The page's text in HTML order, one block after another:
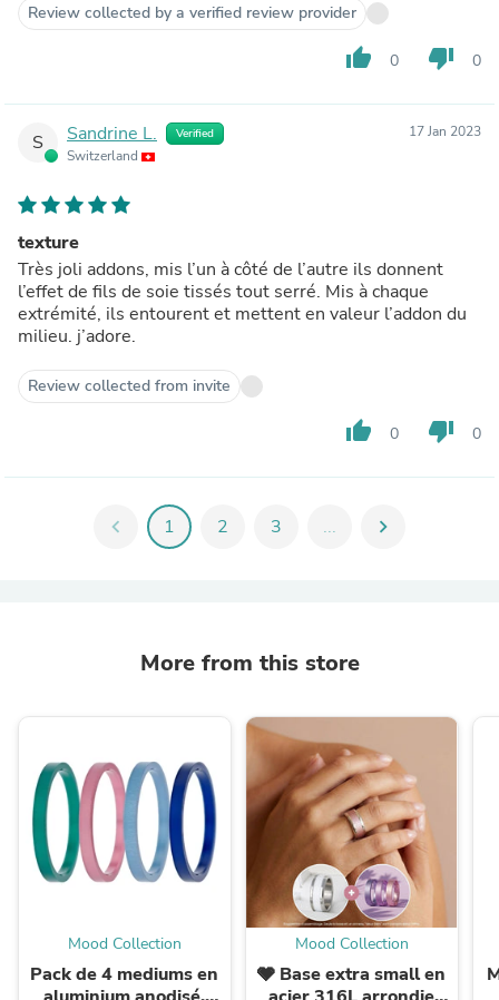
Review collected by a verified review provider
thumb_up 0 thumb_down 0
S Sandrine L. Verified
Switzerland
17 Jan 2023
texture
Très joli addons, mis l’un à côté de l’autre ils donnent
l’effet de fils de soie tissés tout serré. Mis à chaque
extrémité, ils entourent et mettent en valeur l’addon du
milieu. j’adore.
Review collected from invite
thumb_up 0 thumb_down 0
chevron_left 1 2 3 ... chevron_right
More from this store
Mood Collection
Pack de 4 mediums en
Mood Collection
🩶 Base extra small en